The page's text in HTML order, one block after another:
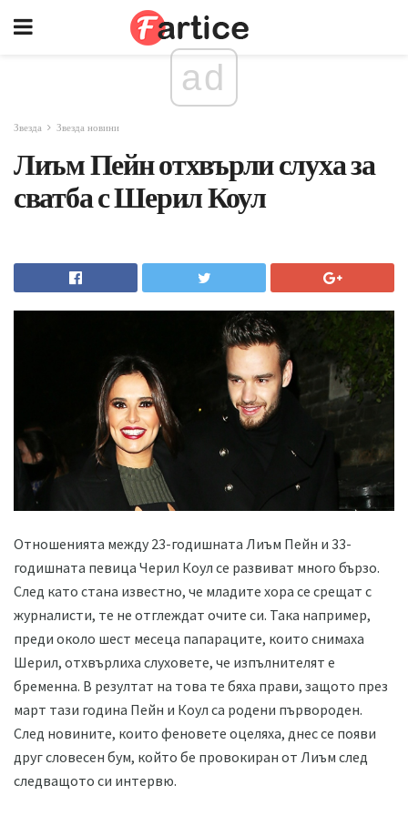
ad
Звезда Звезда новини
Лиъм Пейн отхвърли слуха за
сватба с Шерил Коул
Отношенията между 23-годишната Лиъм Пейн и 33-
годишната певица Черил Коул се развиват много бързо.
След като стана известно, че младите хора се срещат с
журналисти, те не отглеждат очите си. Така например,
преди около шест месеца папараците, които снимаха
Шерил, отхвърлиха слуховете, че изпълнителят е
бременна. В резултат на това те бяха прави, защото през
март тази година Пейн и Коул са родени първороден.
След новините, които феновете оцеляха, днес се появи
друг словесен бум, който бе провокиран от Лиъм след
следващото си интервю.